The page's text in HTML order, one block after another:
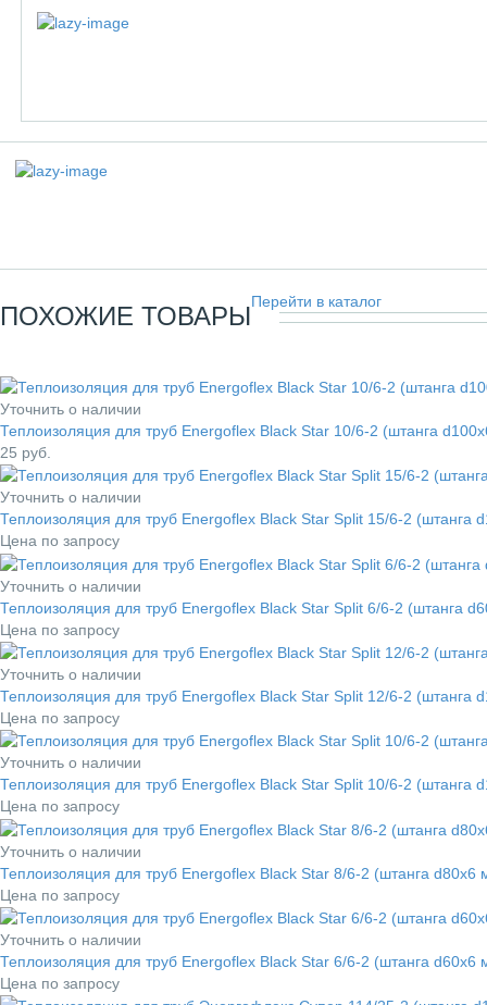
ПОХОЖИЕ ТОВАРЫПерейти в каталог
Уточнить о наличии
Теплоизоляция для труб Energoflex Black Star 10/6-2 (штанга
25 руб.
Уточнить о наличии
Теплоизоляция для труб Energoflex Black Star Split 15/6-2
Цена по запросу
Уточнить о наличии
Теплоизоляция для труб Energoflex Black Star Split 6/6-2 (штанга
Цена по запросу
Уточнить о наличии
Теплоизоляция для труб Energoflex Black Star Split 12/6-2
Цена по запросу
Уточнить о наличии
Теплоизоляция для труб Energoflex Black Star Split 10/6-2
Цена по запросу
Уточнить о наличии
Теплоизоляция для труб Energoflex Black Star 8/6-2 (штанга
Цена по запросу
Уточнить о наличии
Теплоизоляция для труб Energoflex Black Star 6/6-2 (штанга
Цена по запросу